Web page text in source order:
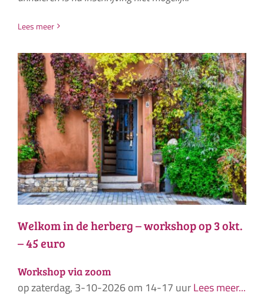
Lees meer
Welkom in de herberg – workshop op 3 okt.
– 45 euro
Workshop via zoom
op zaterdag, 3-10-2026 om 14-17 uurLees meer...